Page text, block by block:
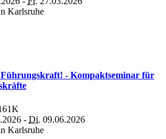
Karlsruhe
- Kompaktseminar für
- Di. 09.06.2026
Karlsruhe